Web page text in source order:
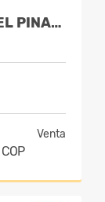
APARTAMENTO EN VENTA EN COLINAS DEL PINAR SUBA - PISO 4
Venta
COP